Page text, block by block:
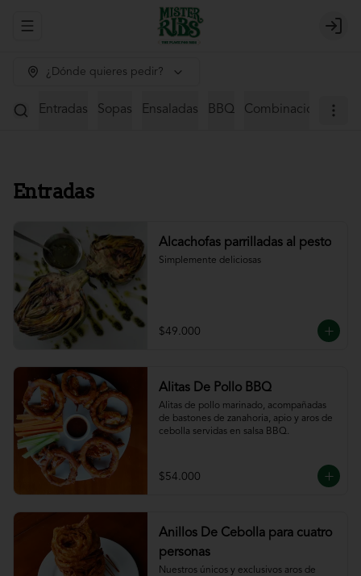
Abrir menu de navegación Login
¿Dónde quieres pedir?
Entradas Sopas Ensaladas BBQ Combinaciones
Entradas
Alcachofas parrilladas al pesto
Simplemente deliciosas
$49.000
Alitas De Pollo BBQ
Alitas de pollo marinado, acompañadas
de bastones de zanahoria, apio y aros de
cebolla servidas en salsa BBQ.
$54.000
Anillos De Cebolla para cuatro
personas
Nuestros únicos y exclusivos aros de